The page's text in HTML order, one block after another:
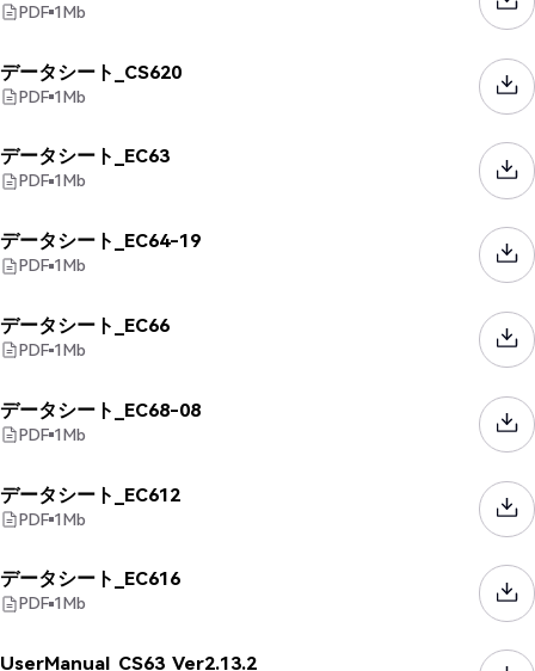
PDF 1Mb
データシート_CS620
PDF 1Mb
データシート_EC63
PDF 1Mb
データシート_EC64-19
PDF 1Mb
データシート_EC66
PDF 1Mb
データシート_EC68-08
PDF 1Mb
データシート_EC612
PDF 1Mb
データシート_EC616
PDF 1Mb
UserManual_CS63_Ver2.13.2